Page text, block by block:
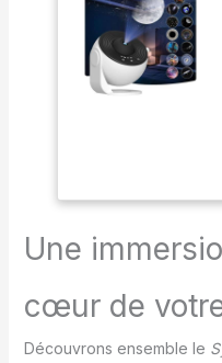
Une
cœur de
Découvrons ensemble le